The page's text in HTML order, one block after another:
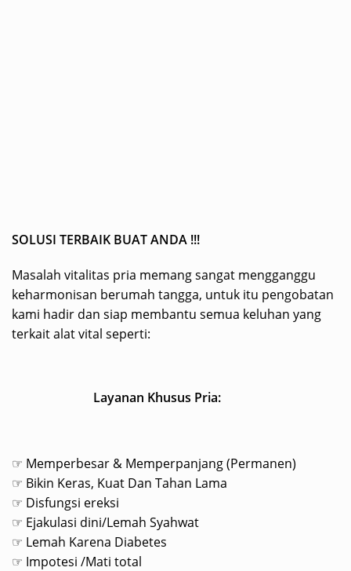
SOLUSI TERBAIK BUAT ANDA !!!
Masalah vitalitas pria memang sangat mengganggu
keharmonisan berumah tangga, untuk itu pengobatan
kami hadir dan siap membantu semua keluhan yang
terkait alat vital seperti:
Layanan Khusus Pria:
☞ Memperbesar & Memperpanjang (Permanen)
☞ Bikin Keras, Kuat Dan Tahan Lama
☞ Disfungsi ereksi
☞ Ejakulasi dini/Lemah Syahwat
☞ Lemah Karena Diabetes
☞ Impotesi /Mati total